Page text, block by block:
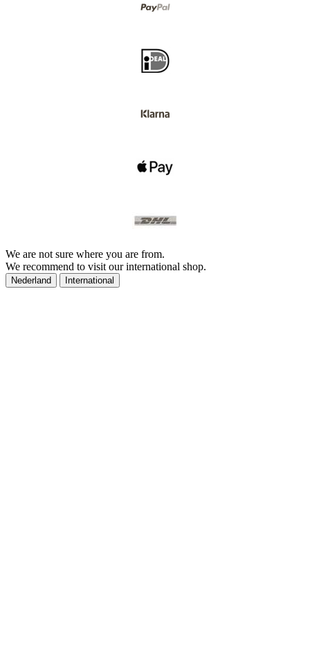
We are not sure where you are from.
We recommend to visit our international shop.
Nederland International